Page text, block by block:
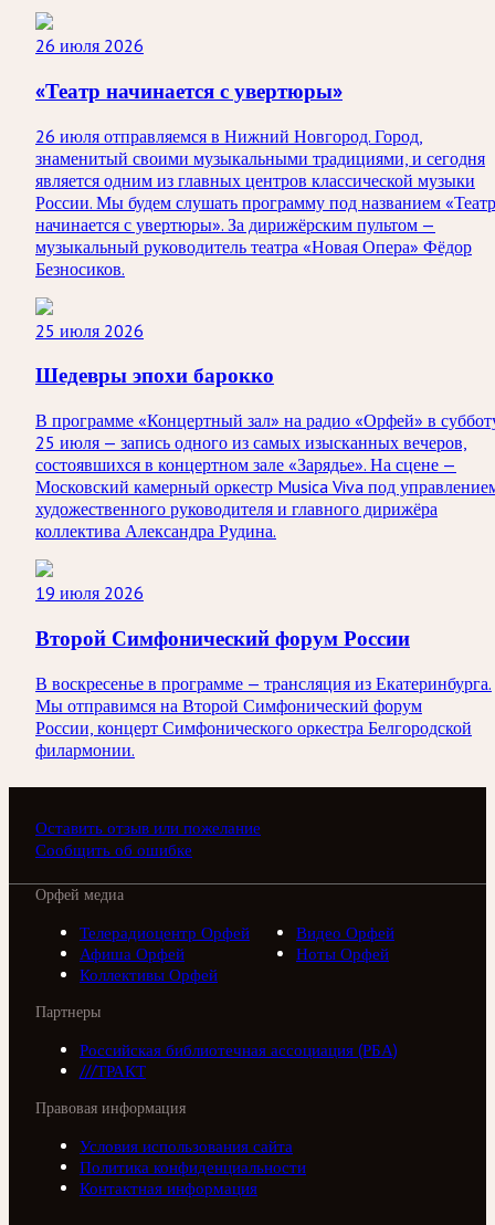
26 июля 2026
«Театр начинается с увертюры»
26 июля отправляемся в Нижний Новгород. Город,
знаменитый своими музыкальными традициями, и сегодня
является одним из главных центров классической музыки
России. Мы будем слушать программу под названием «Театр
начинается с увертюры». За дирижёрским пультом —
музыкальный руководитель театра «Новая Опера» Фёдор
Безносиков.
25 июля 2026
Шедевры эпохи барокко
В программе «Концертный зал» на радио «Орфей» в
25 июля — запись одного из самых изысканных вечеров,
состоявшихся в концертном зале «Зарядье». На сцене —
Московский камерный оркестр Musica Viva под
художественного руководителя и главного дирижёра
коллектива Александра Рудина.
19 июля 2026
Второй Симфонический форум России
В воскресенье в программе — трансляция из Екатеринбурга.
Мы отправимся на Второй Симфонический форум
России, концерт Симфонического оркестра Белгородской
филармонии.
Оставить отзыв или пожелание
Сообщить об ошибке
Орфей медиа
Телерадиоцентр Орфей
Видео Орфей
Афиша Орфей
Ноты Орфей
Коллективы Орфей
Партнеры
Российская библиотечная ассоциация (РБА)
///ТРАКТ
Правовая информация
Условия использования сайта
Политика конфиденциальности
Контактная информация